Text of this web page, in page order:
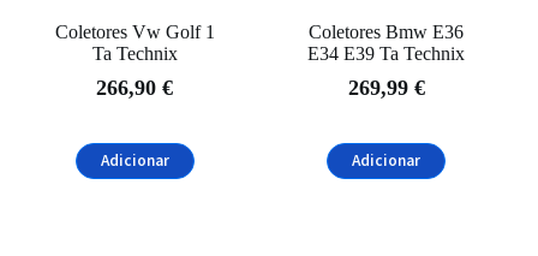
Coletores Vw Golf 1
Ta Technix
266,90€
Adicionar
Coletores Bmw E36
E34 E39 Ta Technix
269,99 €
Adicionar